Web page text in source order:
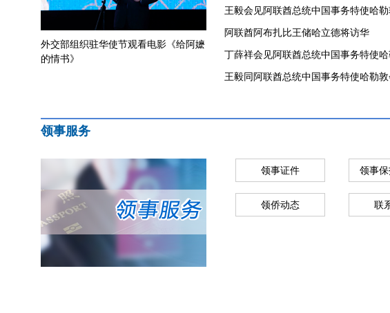
外交部组织驻华使节观看电影《给阿嬷
的情书》
王毅会见阿联酋总统中国事务特使哈勒
阿联酋阿布扎比王储哈立德将访华
丁薛祥会见阿联酋总统中国事务特使哈
王毅同阿联酋总统中国事务特使哈勒敦
领事服务
领事证件 领事
领侨动态 联